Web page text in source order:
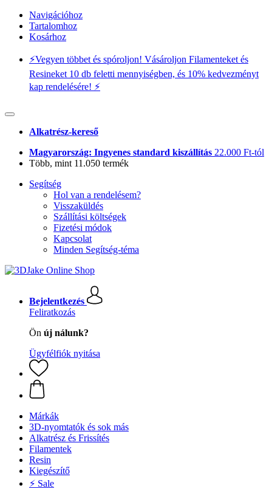
Navigációhoz
Tartalomhoz
Kosárhoz
⚡️Vegyen többet és spóroljon! Vásároljon Filamenteket és
Resineket 10 db feletti mennyiségben, és 10% kedvezményt
kap rendelésére! ⚡️
Alkatrész-kereső
Magyarország: Ingyenes standard kiszállítás 22.000 Ft-tól
Több, mint 11.050 termék
Segítség
Hol van a rendelésem?
Visszaküldés
Szállítási költségek
Fizetési módok
Kapcsolat
Minden Segítség-téma
Bejelentkezés
Feliratkozás
Ön új nálunk?
Ügyfélfiók nyitása
Márkák
3D-nyomtatók és sok más
Alkatrész és Frissítés
Filamentek
Resin
Kiegészítő
⚡ Sale